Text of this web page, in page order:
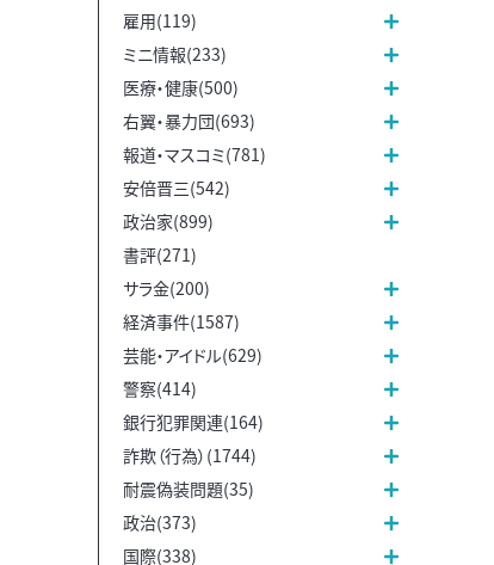
雇用(119)
ミニ情報(233)
医療・健康(500)
右翼・暴力団(693)
報道・マスコミ(781)
安倍晋三(542)
政治家(899)
書評(271)
サラ金(200)
経済事件(1587)
芸能・アイドル(629)
警察(414)
銀行犯罪関連(164)
詐欺（行為）(1744)
耐震偽装問題(35)
政治(373)
国際(338)